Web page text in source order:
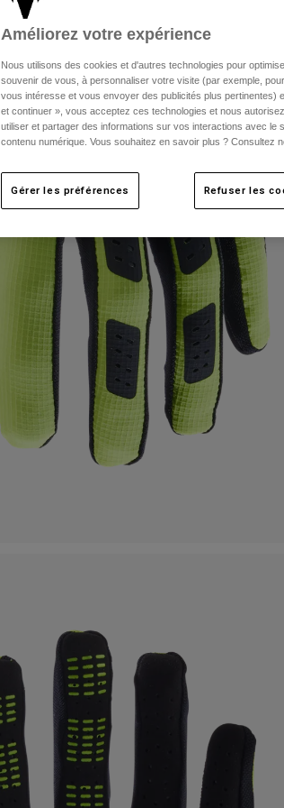
Améliorez votre expérience
Nous utilisons des cookies et d'autres technologies pour
souvenir de vous, à personnaliser votre visite (par exemple,
vous intéresse et vous envoyer des publicités plus pertinentes)
et continuer », vous acceptez ces technologies et nous
utiliser et partager des informations sur vos interactions avec le
contenu numérique. Vous souhaitez en savoir plus ? Consultez
Gérer les préférences Refuser les